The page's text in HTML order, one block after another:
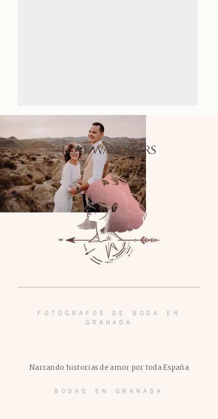
LOVE WANDERERS
FOTÓGRAFOS DE BODA EN
GRANADA
BODAS EN GRANADA
Narrando historias de amor por toda España